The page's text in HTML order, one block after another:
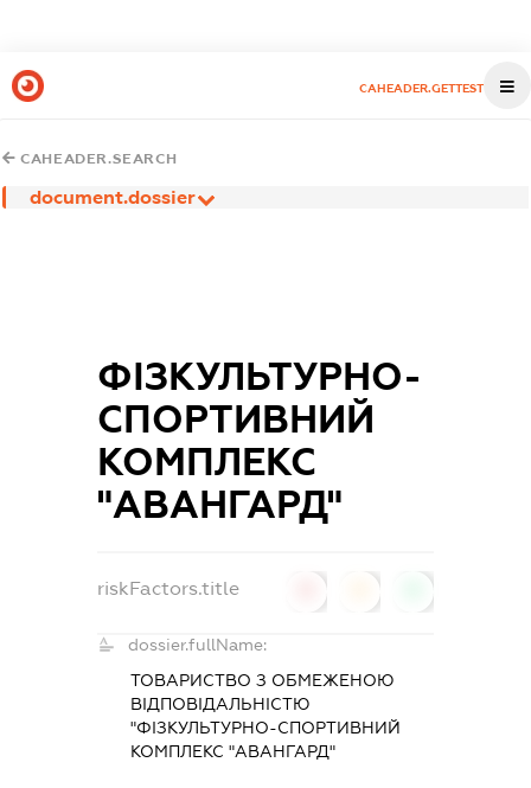
CAHEADER.GETTEST
CAHEADER.SEARCH
document.dossier
ФІЗКУЛЬТУРНО-
СПОРТИВНИЙ
КОМПЛЕКС
"АВАНГАРД"
riskFactors.title
dossier.fullName:
ТОВАРИСТВО З ОБМЕЖЕНОЮ
ВІДПОВІДАЛЬНІСТЮ
"ФІЗКУЛЬТУРНО-СПОРТИВНИЙ
КОМПЛЕКС "АВАНГАРД"